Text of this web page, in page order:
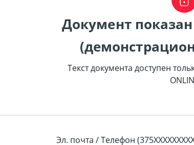
Документ
Текст документа доступен
Эл. почта / Телефон